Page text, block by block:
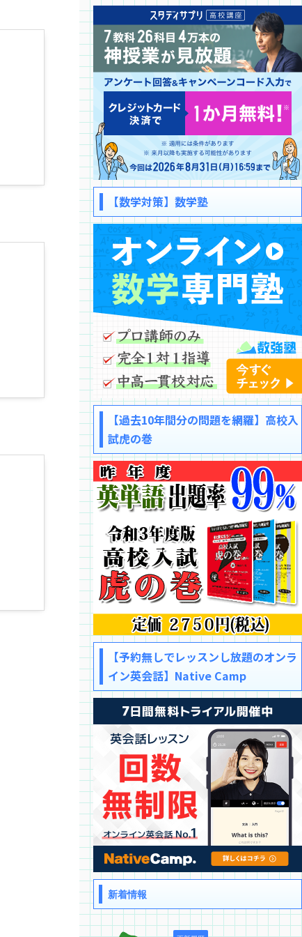
【数学対策】数学塾
【過去10年間分の問題を網羅】高校入
試虎の巻
【予約無しでレッスンし放題のオンラ
イン英会話】Native Camp
新着情報